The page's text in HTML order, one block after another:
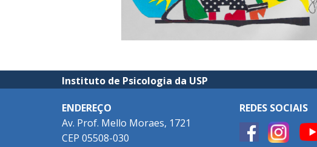
Instituto de Psicologia da USP
ENDEREÇO
Av. Prof. Mello Moraes, 1721
CEP 05508-030
REDES SOCIAIS